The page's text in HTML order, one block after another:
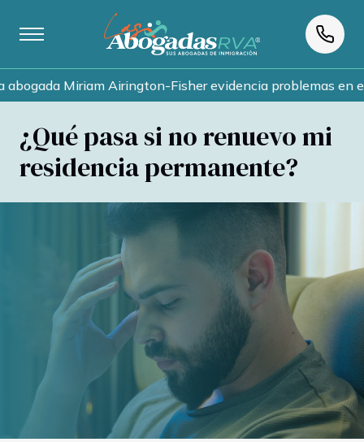
Miriam Airington-Fisher evidencia problemas en el
¿Qué pasa si no renuevo mi
residencia permanente?